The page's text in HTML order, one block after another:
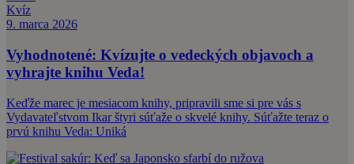
Kvíz
9. marca 2026
Vyhodnotené: Kvízujte o vedeckých objavoch a
vyhrajte knihu Veda!
Keďže marec je mesiacom knihy, pripravili sme si pre vás s
Vydavateľstvom Ikar štyri súťaže o skvelé knihy. Súťažte teraz o
prvú knihu Veda: Uniká